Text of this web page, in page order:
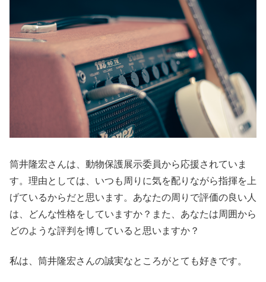
筒井隆宏さんは、動物保護展示委員から応援されていま
す。理由としては、いつも周りに気を配りながら指揮を上
げているからだと思います。あなたの周りで評価の良い人
は、どんな性格をしていますか？また、あなたは周囲から
どのような評判を博していると思いますか？
私は、筒井隆宏さんの誠実なところがとても好きです。